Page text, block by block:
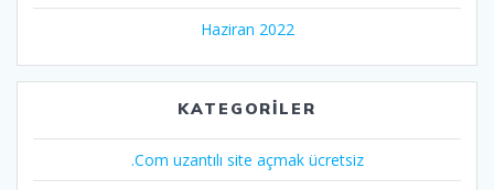
Haziran 2022
KATEGORILER
.Com uzantılı site açmak ücretsiz